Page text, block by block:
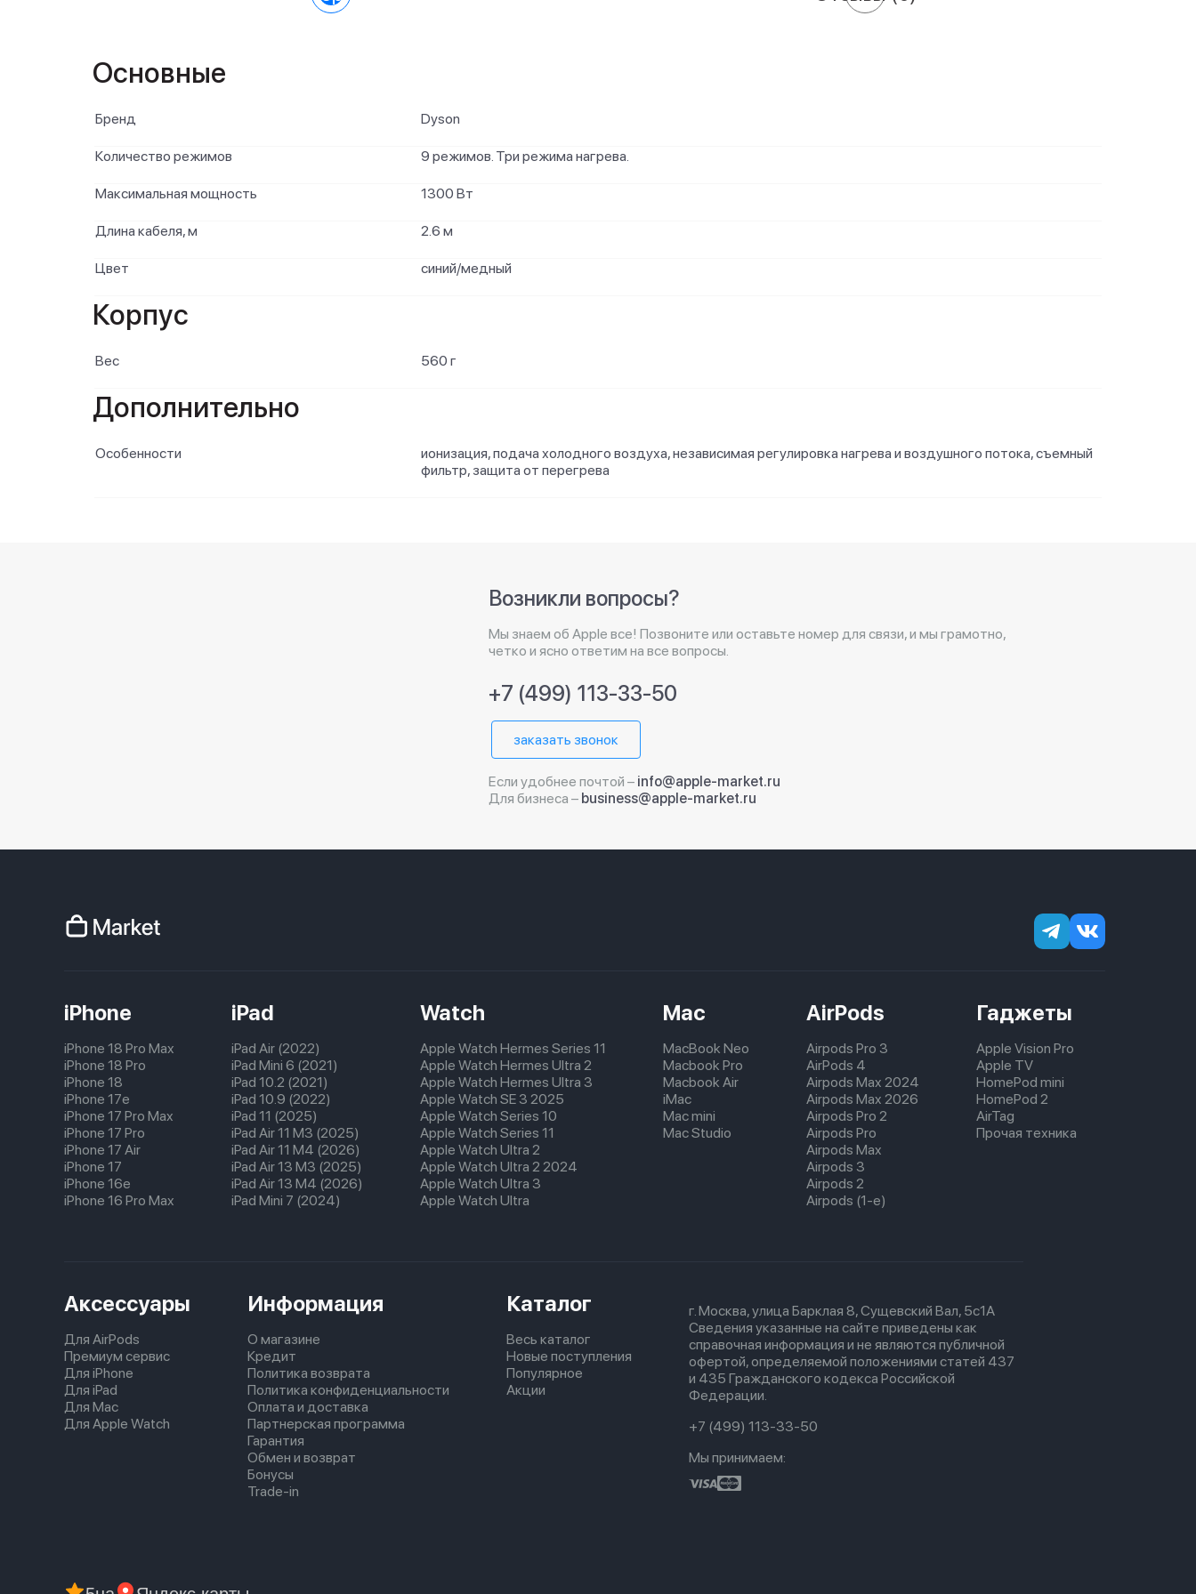
Основные
Бренд Dyson
Количество режимов 9 режимов. Три режима нагрева.
Максимальная мощность 1300 Вт
Длина кабеля, м 2.6 м
Цвет синий/медный
Корпус
Вес 560 г
Дополнительно
Особенности
ионизация, подача холодного воздуха, независимая регулировка нагрева и воздушного потока, съемный
фильтр, защита от перегрева
Возникли вопросы?
Мы знаем об Apple все! Позвоните или оставьте номер для связи, и мы грамотно,
четко и ясно ответим на все вопросы.
+7 (499) 113-33-50
заказать звонок
Если удобнее почтой – info@apple-market.ru
Для бизнеса – business@apple-market.ru
iPhone
iPhone 18 Pro Max
iPhone 18 Pro
iPhone 18
iPhone 17e
iPhone 17 Pro Max
iPhone 17 Pro
iPhone 17 Air
iPhone 17
iPhone 16e
iPhone 16 Pro Max
iPad
iPad Air (2022)
iPad Mini 6 (2021)
iPad 10.2 (2021)
iPad 10.9 (2022)
iPad 11 (2025)
iPad Air 11 M3 (2025)
iPad Air 11 M4 (2026)
iPad Air 13 M3 (2025)
iPad Air 13 M4 (2026)
iPad Mini 7 (2024)
Watch
Apple Watch Hermes Series 11
Apple Watch Hermes Ultra 2
Apple Watch Hermes Ultra 3
Apple Watch SE 3 2025
Apple Watch Series 10
Apple Watch Series 11
Apple Watch Ultra 2
Apple Watch Ultra 2 2024
Apple Watch Ultra 3
Apple Watch Ultra
Mac
MacBook Neo
Macbook Pro
Macbook Air
iMac
Mac mini
Mac Studio
AirPods
Airpods Pro 3
AirPods 4
Airpods Max 2024
Airpods Max 2026
Airpods Pro 2
Airpods Pro
Airpods Max
Airpods 3
Airpods 2
Airpods (1-е)
Гаджеты
Apple Vision Pro
Apple TV
HomePod mini
HomePod 2
AirTag
Прочая техника
Аксессуары
Для AirPods
Премиум сервис
Для iPhone
Для iPad
Для Mac
Для Apple Watch
Информация
О магазине
Кредит
Политика возврата
Политика конфиденциальности
Оплата и доставка
Партнерская программа
Гарантия
Обмен и возврат
Бонусы
Trade-in
Каталог
Весь каталог
Новые поступления
Популярное
Акции
г. Москва, улица Барклая 8, Сущевский Вал, 5с1А
Сведения указанные на сайте приведены как
справочная информация и не являются публичной
офертой, определяемой положениями статей 437
и 435 Гражданского кодекса Российской
Федерации.
+7 (499) 113-33-50
Мы принимаем: